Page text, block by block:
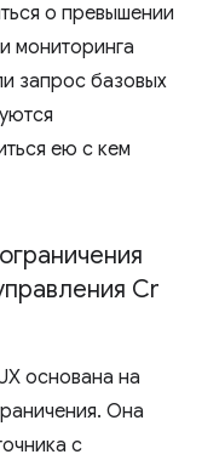
о превышении
мониторинга
запрос базовых
ею с кем
Cr
основана на
Она
с